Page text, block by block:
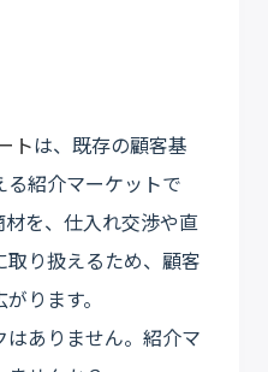
トは、既存の顧客基
紹介マーケットで
を、仕入れ交渉や直
り扱えるため、顧客
ります。
ありません。紹介マ